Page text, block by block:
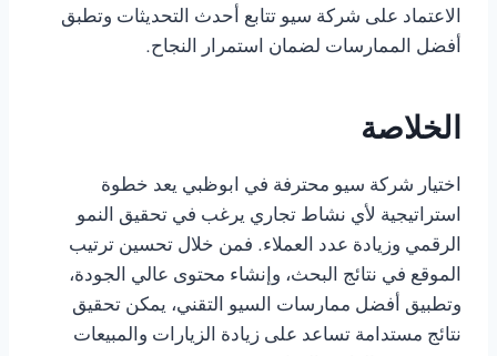
الاعتماد على شركة سيو تتابع أحدث التحديثات وتطبق
أفضل الممارسات لضمان استمرار النجاح.
الخلاصة
اختيار شركة سيو محترفة في ابوظبي يعد خطوة
استراتيجية لأي نشاط تجاري يرغب في تحقيق النمو
الرقمي وزيادة عدد العملاء. فمن خلال تحسين ترتيب
الموقع في نتائج البحث، وإنشاء محتوى عالي الجودة،
وتطبيق أفضل ممارسات السيو التقني، يمكن تحقيق
نتائج مستدامة تساعد على زيادة الزيارات والمبيعات